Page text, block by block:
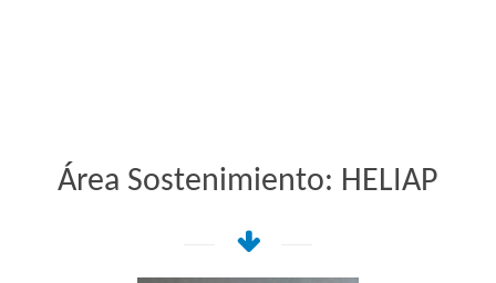
Área Sostenimiento: HELIAP